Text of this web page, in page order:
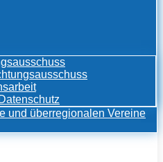
und überregionalen Vereine